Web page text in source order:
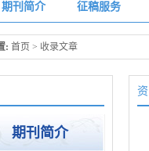
期刊简介 征稿服务
: 首页 > 收录文章
期刊简介